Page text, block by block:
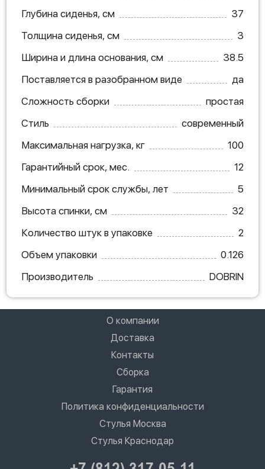
Глубина сиденья, см
37
Толщина сиденья, см
3
Ширина и длина основания, см
38.5
Поставляется в разобранном виде
да
Сложность сборки
простая
Стиль
современный
Максимальная нагрузка, кг
100
Гарантийный срок, мес.
12
Минимальный срок службы, лет
5
Высота спинки, см
32
Количество штук в упаковке
2
Объем упаковки
0.126
Производитель
DOBRIN
О компании
Доставка
Контакты
Сборка
Гарантия
Политика конфиденциальности
Стулья Москва
Стулья Краснодар